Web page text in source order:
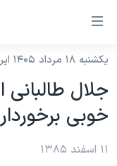
لینکهای
دسترسی
جهش
محتوای
اصلی
نسخه سبک
موضوع ها
ایران
برنامه های تلویزیونی
یکشنبه ۱۸ مرداد ۱۴۰۵ ایران ۱۰:۳۱
جلال
خوبی
۱۱ اسفند ۱۳۸۵